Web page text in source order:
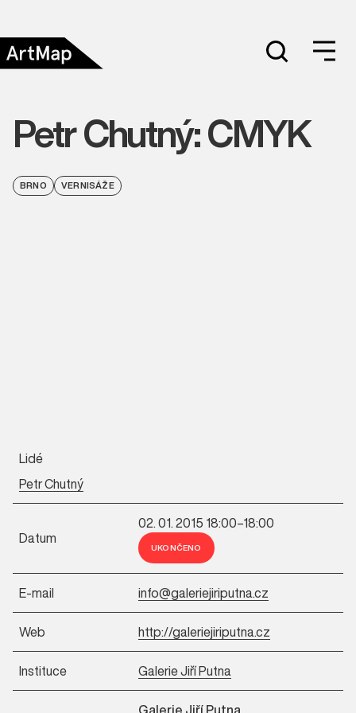
Petr Chutný: CMYK
BRNO VERNISÁŽE
Lidé
Petr Chutný
Datum
02. 01. 2015 18:00–18:00
UKONČENO
E-mail info@galeriejiriputna.cz
Web http://galeriejiriputna.cz
Instituce Galerie Jiří Putna